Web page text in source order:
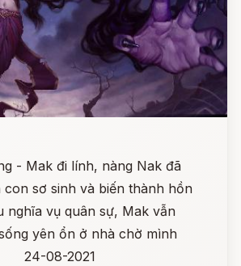
- Mak đi lính, nàng Nak đã
sơ sinh và biến thành hồn
nghĩa vụ quân sự, Mak vẫn
yên ổn ở nhà chờ mình
24-08-2021